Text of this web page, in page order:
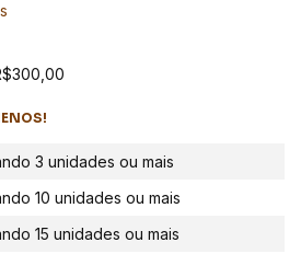
3 unidades ou mais
10 unidades ou mais
15 unidades ou mais